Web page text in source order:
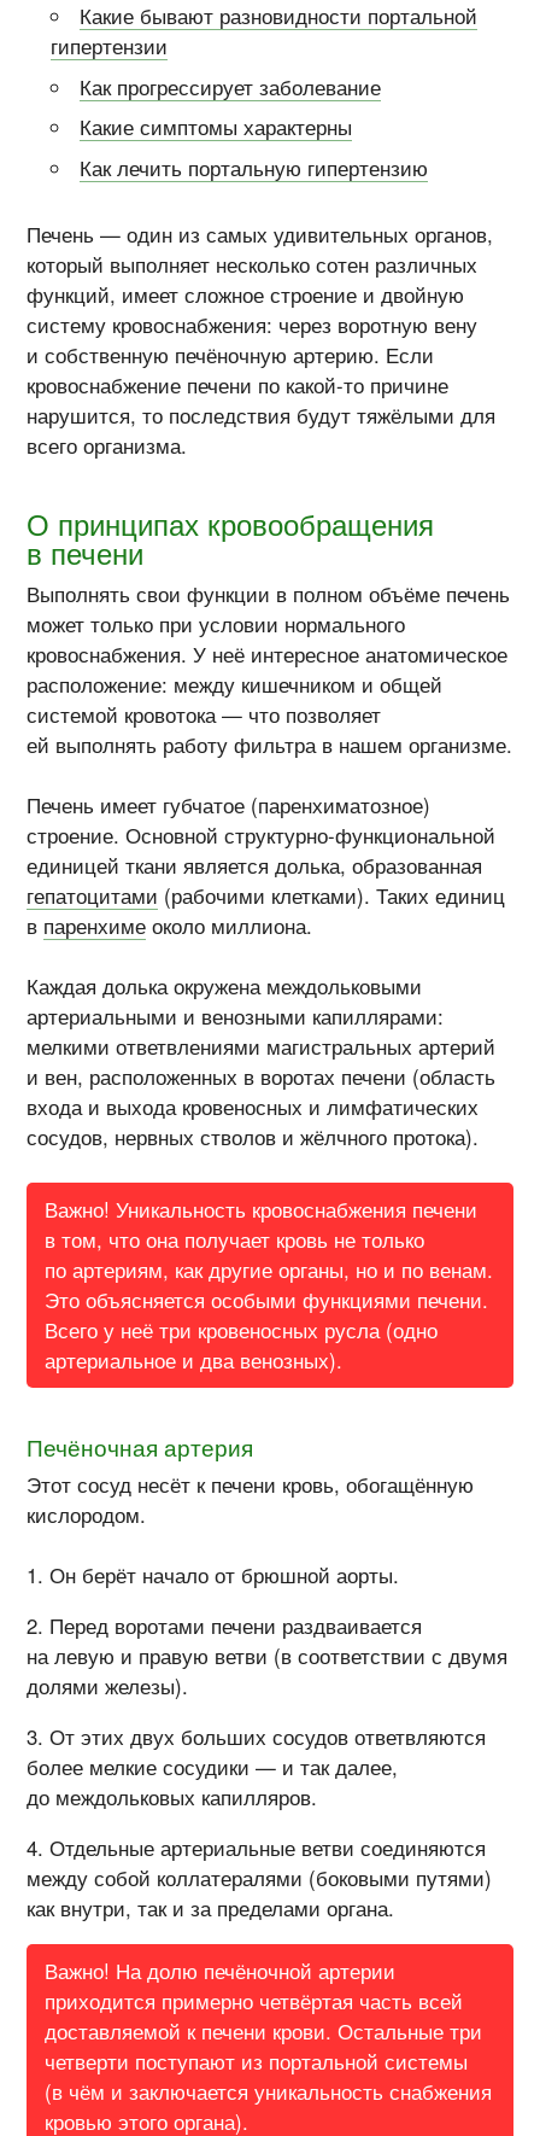
Какие бывают разновидности портальной
гипертензии
Как прогрессирует заболевание
Какие симптомы характерны
Как лечить портальную гипертензию
Печень — один из самых удивительных органов,
который выполняет несколько сотен различных
функций, имеет сложное строение и двойную
систему кровоснабжения: через воротную вену
и собственную печёночную артерию. Если
кровоснабжение печени по какой-то причине
нарушится, то последствия будут тяжёлыми для
всего организма.
О принципах кровообращения
в печени
Выполнять свои функции в полном объёме печень
может только при условии нормального
кровоснабжения. У неё интересное анатомическое
расположение: между кишечником и общей
системой кровотока — что позволяет
ей выполнять работу фильтра в нашем организме.
Печень имеет губчатое (паренхиматозное)
строение. Основной структурно-функциональной
единицей ткани является долька, образованная
гепатоцитами (рабочими клетками). Таких единиц
в паренхиме около миллиона.
Каждая долька окружена междольковыми
артериальными и венозными капиллярами:
мелкими ответвлениями магистральных артерий
и вен, расположенных в воротах печени (область
входа и выхода кровеносных и лимфатических
сосудов, нервных стволов и жёлчного протока).
Важно! Уникальность кровоснабжения печени
в том, что она получает кровь не только
по артериям, как другие органы, но и по венам.
Это объясняется особыми функциями печени.
Всего у неё три кровеносных русла (одно
артериальное и два венозных).
Печёночная артерия
Этот сосуд несёт к печени кровь, обогащённую
кислородом.
Он берёт начало от брюшной аорты.
Перед воротами печени раздваивается
на левую и правую ветви (в соответствии с двумя
долями железы).
От этих двух больших сосудов ответвляются
более мелкие сосудики — и так далее,
до междольковых капилляров.
Отдельные артериальные ветви соединяются
между собой коллатералями (боковыми путями)
как внутри, так и за пределами органа.
Важно! На долю печёночной артерии
приходится примерно четвёртая часть всей
доставляемой к печени крови. Остальные три
четверти поступают из портальной системы
(в чём и заключается уникальность снабжения
кровью этого органа).